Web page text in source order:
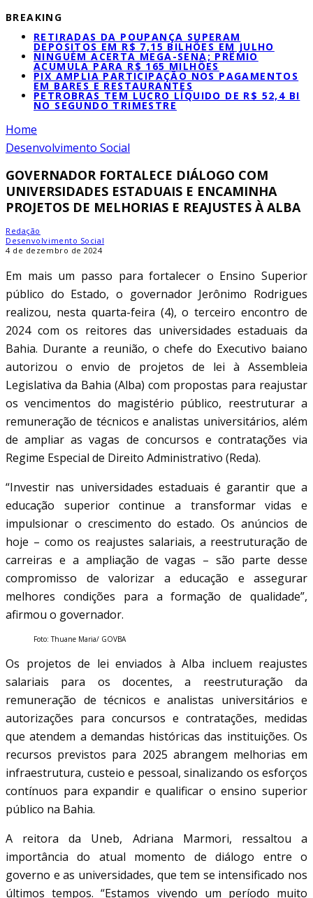
BREAKING
RETIRADAS DA POUPANÇA SUPERAM
DEPÓSITOS EM R$ 7,15 BILHÕES EM JULHO
NINGUÉM ACERTA MEGA-SENA; PRÊMIO
ACUMULA PARA R$ 165 MILHÕES
PIX AMPLIA PARTICIPAÇÃO NOS PAGAMENTOS
EM BARES E RESTAURANTES
PETROBRAS TEM LUCRO LÍQUIDO DE R$ 52,4 BI
NO SEGUNDO TRIMESTRE
Home
Desenvolvimento Social
GOVERNADOR FORTALECE DIÁLOGO COM
UNIVERSIDADES ESTADUAIS E ENCAMINHA
PROJETOS DE MELHORIAS E REAJUSTES À ALBA
Redação
Desenvolvimento Social
4 de dezembro de 2024
Em mais um passo para fortalecer o Ensino Superior
público do Estado, o governador Jerônimo Rodrigues
realizou, nesta quarta-feira (4), o terceiro encontro de
2024 com os reitores das universidades estaduais da
Bahia. Durante a reunião, o chefe do Executivo baiano
autorizou o envio de projetos de lei à Assembleia
Legislativa da Bahia (Alba) com propostas para reajustar
os vencimentos do magistério público, reestruturar a
remuneração de técnicos e analistas universitários, além
de ampliar as vagas de concursos e contratações via
Regime Especial de Direito Administrativo (Reda).
“Investir nas universidades estaduais é garantir que a
educação superior continue a transformar vidas e
impulsionar o crescimento do estado. Os anúncios de
hoje – como os reajustes salariais, a reestruturação de
carreiras e a ampliação de vagas – são parte desse
compromisso de valorizar a educação e assegurar
melhores condições para a formação de qualidade”,
afirmou o governador.
Foto: Thuane Maria/ GOVBA
Os projetos de lei enviados à Alba incluem reajustes
salariais para os docentes, a reestruturação da
remuneração de técnicos e analistas universitários e
autorizações para concursos e contratações, medidas
que atendem a demandas históricas das instituições. Os
recursos previstos para 2025 abrangem melhorias em
infraestrutura, custeio e pessoal, sinalizando os esforços
contínuos para expandir e qualificar o ensino superior
público na Bahia.
A reitora da Uneb, Adriana Marmori, ressaltou a
importância do atual momento de diálogo entre o
governo e as universidades, que tem se intensificado nos
últimos tempos. “Estamos vivendo um período muito